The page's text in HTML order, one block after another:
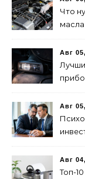
Что
Авг
Авг
рынка
Авг
Топ-